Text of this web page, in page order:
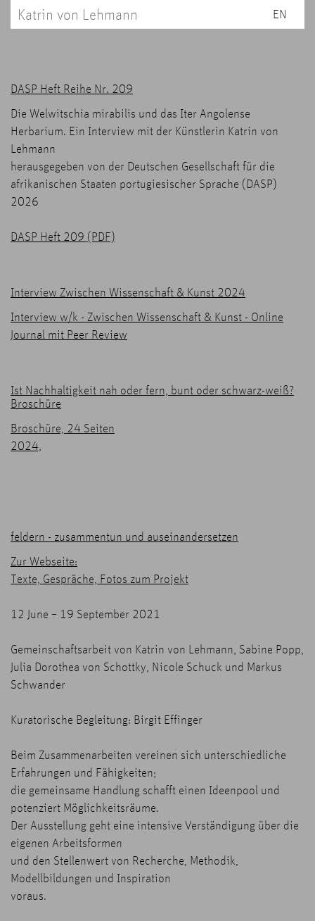
Katrin von Lehmann EN
DASP Heft Reihe Nr. 209
Die Welwitschia mirabilis und das Iter Angolense
Herbarium. Ein Interview mit der Künstlerin Katrin von
Lehmann
herausgegeben von der Deutschen Gesellschaft für die
afrikanischen Staaten portugiesischer Sprache (DASP)
2026
DASP Heft 209 (PDF)
Interview Zwischen Wissenschaft & Kunst 2024
Interview w/k - Zwischen Wissenschaft & Kunst - Online
Journal mit Peer Review
Ist Nachhaltigkeit nah oder fern, bunt oder schwarz-weiß?
Broschüre
Broschüre, 24 Seiten
2024,
feldern - zusammentun und auseinandersetzen
Zur Webseite:
Texte, Gespräche, Fotos zum Projekt
12 June – 19 September 2021
Gemeinschaftsarbeit von Katrin von Lehmann, Sabine Popp,
Julia Dorothea von Schottky, Nicole Schuck und Markus
Schwander
Kuratorische Begleitung: Birgit Effinger
Beim Zusammenarbeiten vereinen sich unterschiedliche
Erfahrungen und Fähigkeiten;
die gemeinsame Handlung schafft einen Ideenpool und
potenziert Möglichkeitsräume.
Der Ausstellung geht eine intensive Verständigung über die
eigenen Arbeitsformen
und den Stellenwert von Recherche, Methodik,
Modellbildungen und Inspiration
voraus.